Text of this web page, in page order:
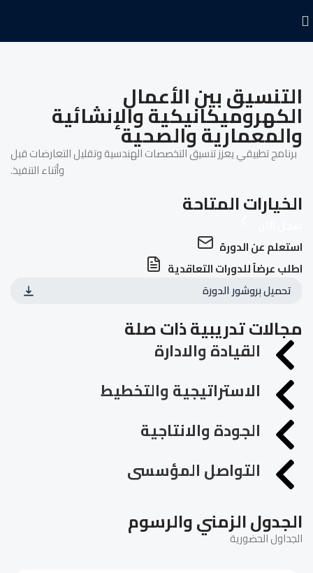
التنسيق بين الأعمال
الكهروميكانيكية والإنشائية
والمعمارية والصحية
برنامج تطبيقي يعزز تنسيق التخصصات الهندسية وتقليل التعارضات قبل
وأثناء التنفيذ.
الخيارات المتاحة
استعلم عن الدورة
اطلب عرضاً للدورات التعاقدية
تحميل بروشور الدورة
مجالات تدريبية ذات صلة
القيادة والادارة
الاستراتيجية والتخطيط
الجودة والانتاجية
التواصل المؤسسى
الجدول الزمني والرسوم
الجداول الحضورية